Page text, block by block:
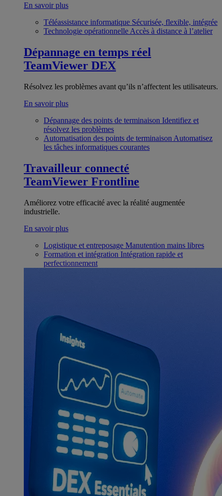
En savoir plus
Téléassistance informatique Sécurisée, flexible, intégrée
Technologie opérationnelle Accès à distance à l’atelier
Dépannage en temps réel
TeamViewer DEX
Résolvez les problèmes avant qu’ils n’affectent les utilisateurs.
En savoir plus
Dépannage des points de terminaison Identifiez et
résolvez les problèmes
Automatisation des points de terminaison Automatisez
les tâches informatiques courantes
Travailleur connecté
TeamViewer Frontline
Améliorez votre efficacité avec la réalité augmentée
industrielle.
En savoir plus
Logistique et entreposage Manutention mains libres
Formation et intégration Intégration rapide et
perfectionnement